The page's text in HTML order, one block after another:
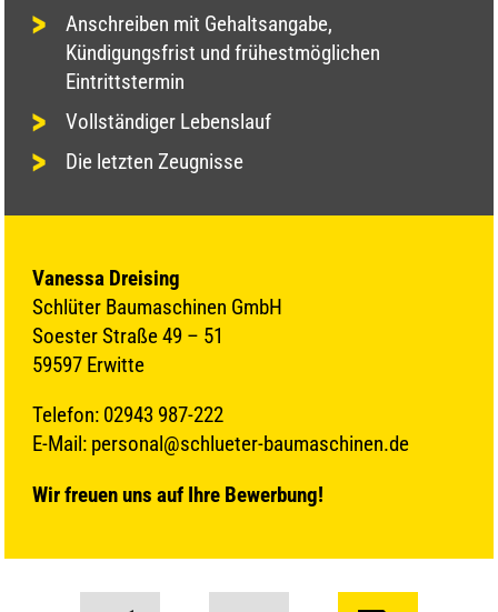
Anschreiben mit Gehaltsangabe,
Kündigungsfrist und frühestmöglichen
Eintrittstermin
Vollständiger Lebenslauf
Die letzten Zeugnisse
Vanessa Dreising
Schlüter Baumaschinen GmbH
Soester Straße 49 – 51
59597 Erwitte
Telefon: 02943 987-222
E-Mail: personal@schlueter-baumaschinen.de
Wir freuen uns auf Ihre Bewerbung!